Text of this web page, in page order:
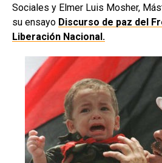
Sociales y Elmer Luis Mosher,
su ensayo Discurso de paz del
Liberación Nacional.